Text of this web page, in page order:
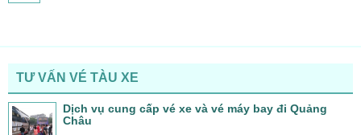
TƯ VẤN VÉ TÀU XE
Dịch vụ cung cấp vé xe và vé máy bay đi Quảng
Châu